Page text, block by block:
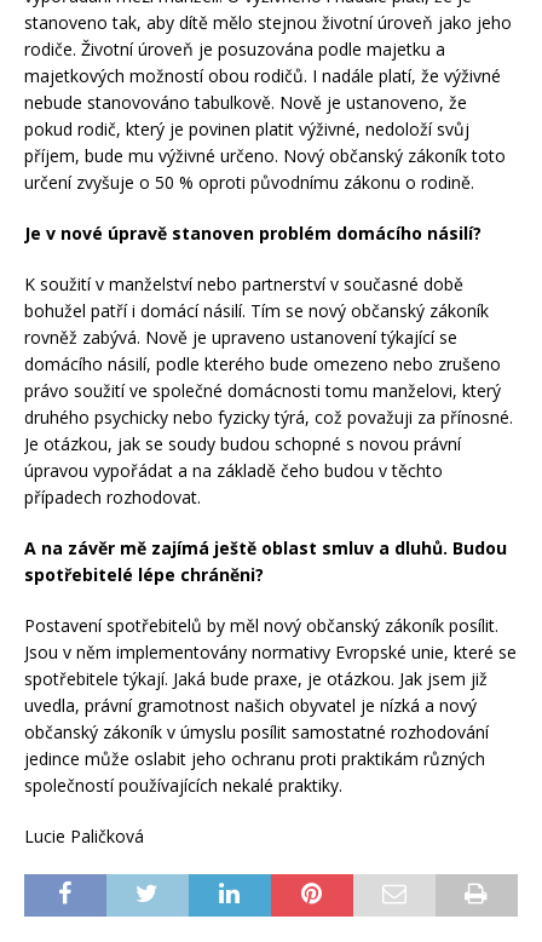
stanoveno tak, aby dítě mělo stejnou životní úroveň jako jeho
rodiče. Životní úroveň je posuzována podle majetku a
majetkových možností obou rodičů. I nadále platí, že výživné
nebude stanovováno tabulkově. Nově je ustanoveno, že
pokud rodič, který je povinen platit výživné, nedoloží svůj
příjem, bude mu výživné určeno. Nový občanský zákoník toto
určení zvyšuje o 50 % oproti původnímu zákonu o rodině.
Je v nové úpravě stanoven problém domácího násilí?
K soužití v manželství nebo partnerství v současné době
bohužel patří i domácí násilí. Tím se nový občanský zákoník
rovněž zabývá. Nově je upraveno ustanovení týkající se
domácího násilí, podle kterého bude omezeno nebo zrušeno
právo soužití ve společné domácnosti tomu manželovi, který
druhého psychicky nebo fyzicky týrá, což považuji za přínosné.
Je otázkou, jak se soudy budou schopné s novou právní
úpravou vypořádat a na základě čeho budou v těchto
případech rozhodovat.
A na závěr mě zajímá ještě oblast smluv a dluhů. Budou
spotřebitelé lépe chráněni?
Postavení spotřebitelů by měl nový občanský zákoník posílit.
Jsou v něm implementovány normativy Evropské unie, které se
spotřebitele týkají. Jaká bude praxe, je otázkou. Jak jsem již
uvedla, právní gramotnost našich obyvatel je nízká a nový
občanský zákoník v úmyslu posílit samostatné rozhodování
jedince může oslabit jeho ochranu proti praktikám různých
společností používajících nekalé praktiky.
Lucie Paličková